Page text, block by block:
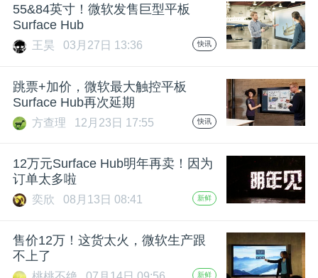
公
开
课
动
心
55&84英寸！微软发售巨型平板
Surface Hub
王昊 03月27日 13:36 快讯
跳票+加价，微软最大触控平板
Surface Hub再次延期
方查理 12月23日 17:55 快讯
12万元Surface Hub明年再卖！因为
订单太多啦
奕欣 08月13日 08:41 新鲜
售价12万！这货太火，微软生产跟
不上了
新鲜